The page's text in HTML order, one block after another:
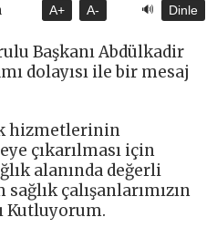
A+ A- 🔊 Dinle
Başkanı Abdülkadir
dolayısı ile bir mesaj
hizmetlerinin
çıkarılması için
alanında değerli
çalışanlarımızın
Kutluyorum.